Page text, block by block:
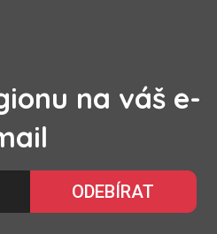
na váš e-
ODEBÍRAT